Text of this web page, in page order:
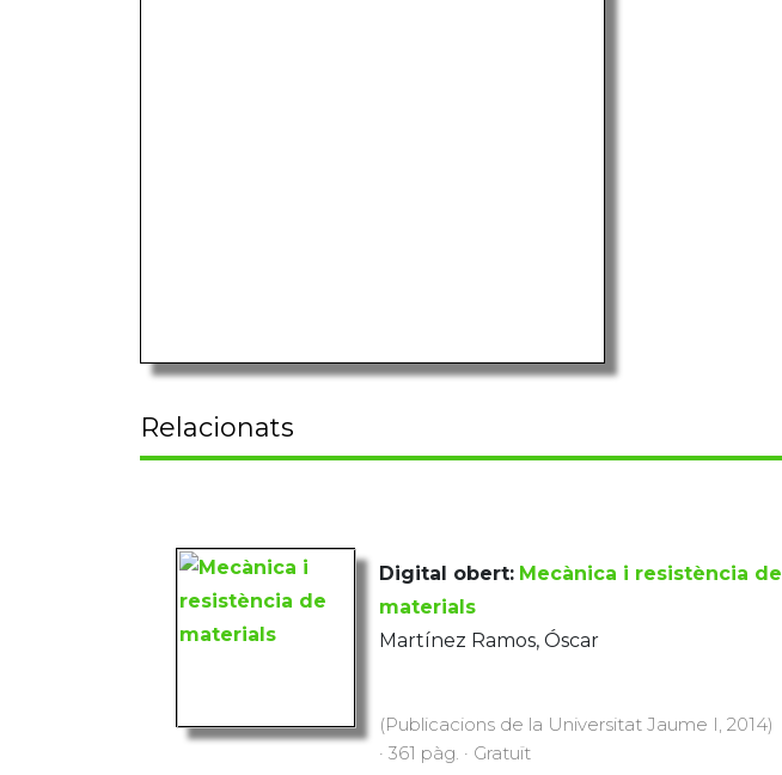
Relacionats
Digital obert: Mecànica i resistència de
materials
Martínez Ramos, Óscar
(Publicacions de la Universitat Jaume I, 2014)
· 361 pàg. · Gratuït